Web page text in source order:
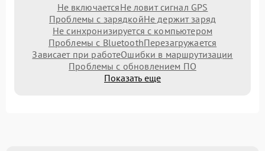
Не включаетсяНе ловит сигнал GPS
Проблемы с зарядкойНе держит заряд
Не синхронизируется с компьютером
Проблемы с BluetoothПерезагружается
Зависает при работеОшибки в маршрутизации
Проблемы с обновлением ПО
Показать еще